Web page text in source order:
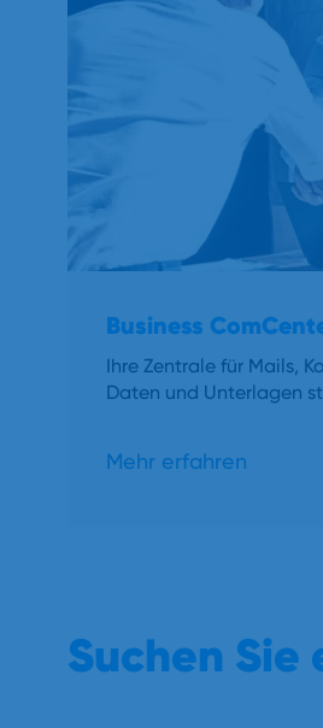
Business
Ihre Zentrale für Mails,
Daten und Unterlagen
Mehr erfahren
Suchen Sie